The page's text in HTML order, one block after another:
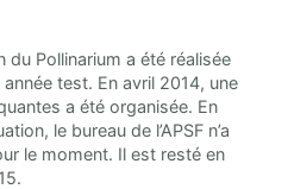
du Pollinarium a été réalisée
test. En avril 2014, une
a été organisée. En
le bureau de l’APSF n’a
le moment. Il est resté en